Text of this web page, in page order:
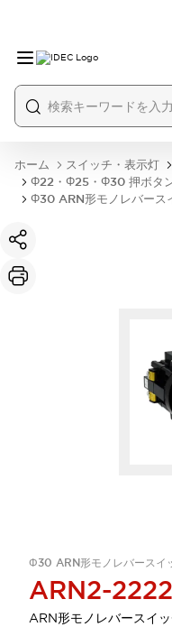
ホーム スイッチ・表示灯
Φ22・Φ25・Φ30 押ボタ
Φ30 ARN形モノレバース
Φ30 ARN形モノレバースイ
ARN2-
ARN形モノレバースイ